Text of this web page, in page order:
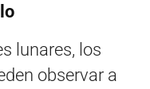
lunares, los
observar a